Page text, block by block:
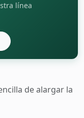
línea
de alargar la